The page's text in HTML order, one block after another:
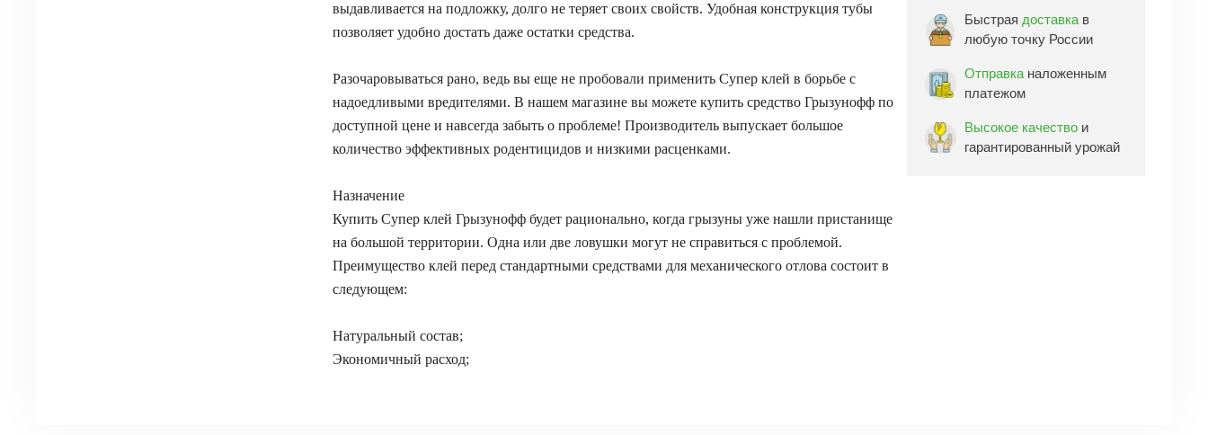
выдавливается на подложку, долго не теряет своих свойств. Удобная конструкция тубы
позволяет удобно достать даже остатки средства.
Разочаровываться рано, ведь вы еще не пробовали применить Супер клей в борьбе с
надоедливыми вредителями. В нашем магазине вы можете купить средство Грызунофф по
доступной цене и навсегда забыть о проблеме! Производитель выпускает большое
количество эффективных родентицидов и низкими расценками.
Назначение
Купить Супер клей Грызунофф будет рационально, когда грызуны уже нашли пристанище
на большой территории. Одна или две ловушки могут не справиться с проблемой.
Преимущество клей перед стандартными средствами для механического отлова состоит в
следующем:
Натуральный состав;
Экономичный расход;
Быстрая доставка в
любую точку России
Отправка наложенным
платежом
Высокое качество и
гарантированный урожай